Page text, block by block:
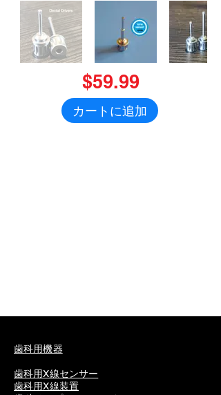
$59.99
カートに追加
歯科用機器
歯科用X線センサー
歯科用X線装置